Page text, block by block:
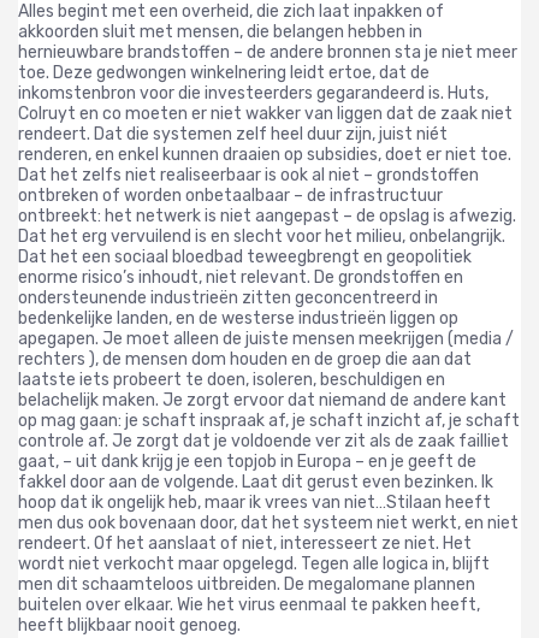
Alles begint met een overheid, die zich laat inpakken of
akkoorden sluit met mensen, die belangen hebben in
hernieuwbare brandstoffen – de andere bronnen sta je niet meer
toe. Deze gedwongen winkelnering leidt ertoe, dat de
inkomstenbron voor die investeerders gegarandeerd is. Huts,
Colruyt en co moeten er niet wakker van liggen dat de zaak niet
rendeert. Dat die systemen zelf heel duur zijn, juist niét
renderen, en enkel kunnen draaien op subsidies, doet er niet toe.
Dat het zelfs niet realiseerbaar is ook al niet – grondstoffen
ontbreken of worden onbetaalbaar – de infrastructuur
ontbreekt: het netwerk is niet aangepast – de opslag is afwezig.
Dat het erg vervuilend is en slecht voor het milieu, onbelangrijk.
Dat het een sociaal bloedbad teweegbrengt en geopolitiek
enorme risico’s inhoudt, niet relevant. De grondstoffen en
ondersteunende industrieën zitten geconcentreerd in
bedenkelijke landen, en de westerse industrieën liggen op
apegapen. Je moet alleen de juiste mensen meekrijgen (media /
rechters ), de mensen dom houden en de groep die aan dat
laatste iets probeert te doen, isoleren, beschuldigen en
belachelijk maken. Je zorgt ervoor dat niemand de andere kant
op mag gaan: je schaft inspraak af, je schaft inzicht af, je schaft
controle af. Je zorgt dat je voldoende ver zit als de zaak failliet
gaat, – uit dank krijg je een topjob in Europa – en je geeft de
fakkel door aan de volgende. Laat dit gerust even bezinken. Ik
hoop dat ik ongelijk heb, maar ik vrees van niet…Stilaan heeft
men dus ook bovenaan door, dat het systeem niet werkt, en niet
rendeert. Of het aanslaat of niet, interesseert ze niet. Het
wordt niet verkocht maar opgelegd. Tegen alle logica in, blijft
men dit schaamteloos uitbreiden. De megalomane plannen
buitelen over elkaar. Wie het virus eenmaal te pakken heeft,
heeft blijkbaar nooit genoeg.